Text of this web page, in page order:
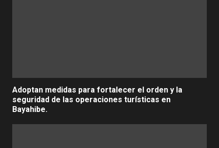
Adoptan medidas para fortalecer el orden y la
seguridad de las operaciones turísticas en
Bayahibe.